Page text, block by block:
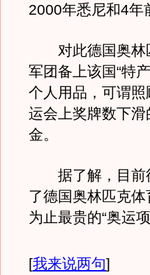
2000年悉尼和4年
对此德国奥林
军团备上该国“特
个人用品，可谓
运会上奖牌数下
金。
据了解，目前
了德国奥林匹克
为止最贵的“奥运
[我来说两句]